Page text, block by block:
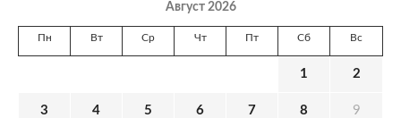
Август 2026
Пн Вт Ср Чт Пт Сб Вс
1 2
3 4 5 6 7 8 9